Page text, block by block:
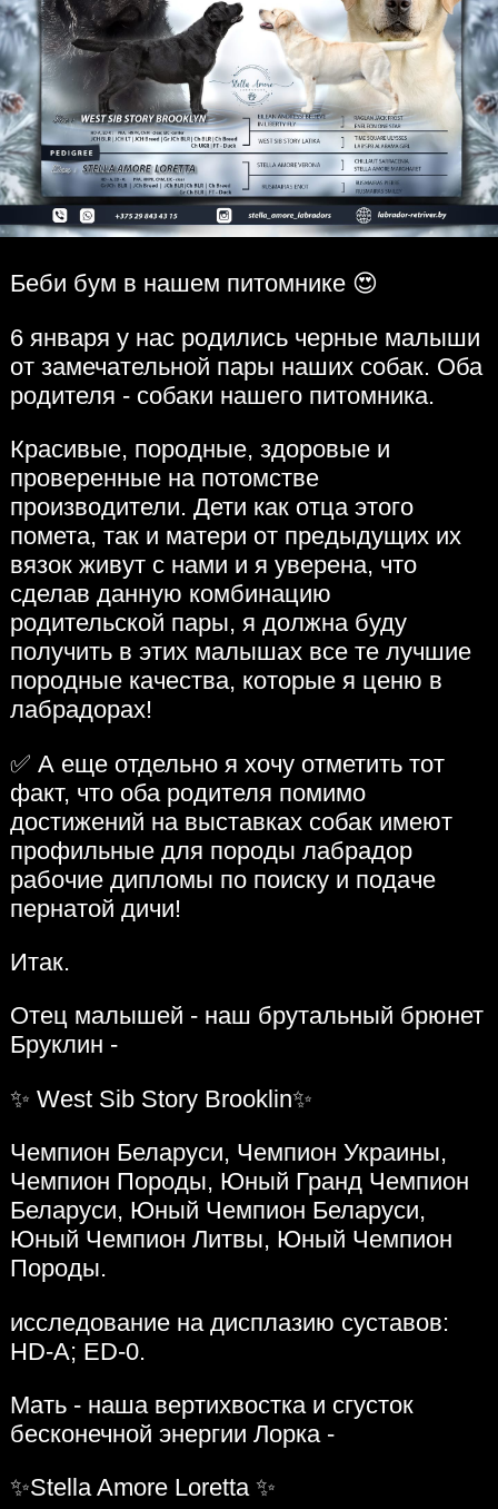
Беби бум в нашем питомнике 😍
6 января у нас родились черные малыши
от замечательной пары наших собак. Оба
родителя - собаки нашего питомника.
Красивые, породные, здоровые и
проверенные на потомстве
производители. Дети как отца этого
помета, так и матери от предыдущих их
вязок живут с нами и я уверена, что
сделав данную комбинацию
родительской пары, я должна буду
получить в этих малышах все те лучшие
породные качества, которые я ценю в
лабрадорах!
✅ А еще отдельно я хочу отметить тот
факт, что оба родителя помимо
достижений на выставках собак имеют
профильные для породы лабрадор
рабочие дипломы по поиску и подаче
пернатой дичи!
Итак.
Отец малышей - наш брутальный брюнет
Бруклин -
✨ West Sib Story Brooklin✨
Чемпион Беларуси, Чемпион Украины,
Чемпион Породы, Юный Гранд Чемпион
Беларуси, Юный Чемпион Беларуси,
Юный Чемпион Литвы, Юный Чемпион
Породы.
исследование на дисплазию суставов:
HD-A; ED-0.
Мать - наша вертихвостка и сгусток
бесконечной энергии Лорка -
✨Stella Amore Loretta ✨